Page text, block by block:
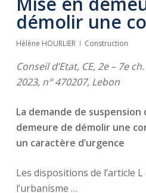
démolir une
Hélène HOURLIER Construction
Conseil d’Etat, CE, 2e – 7e
2023, n° 470207, Lebon
La demande de suspension
demeure de démolir une
un caractère d’urgence
Les dispositions de l’article
l’urbanisme …